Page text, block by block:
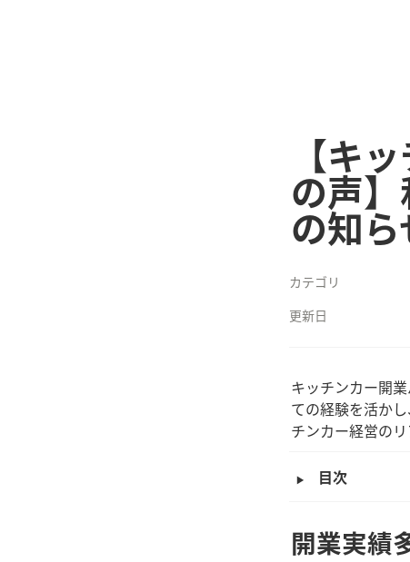
【キ
の声
の知
カテゴリ
更新日
キッチンカー開
ての経験を活か
チンカー経営の
‣ 目次
開業実績